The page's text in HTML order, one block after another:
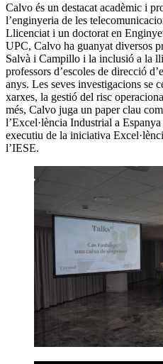
Calvo és un destacat acadèmic i
l’enginyeria de les
Llicenciat i un doctorat en
UPC, Calvo ha guanyat diversos
Salvà i Campillo i la inclusió a la
professors d’escoles de direcció
anys. Les seves investigacions se
xarxes, la gestió del risc
més, Calvo juga un paper clau
l’Excel·lència Industrial a
executiu de la iniciativa
l’IESE.